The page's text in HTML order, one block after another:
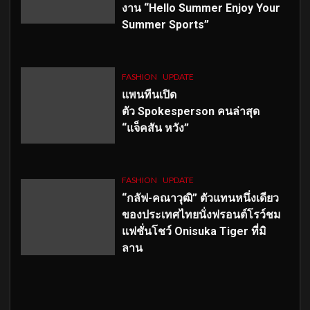
งาน “Hello Summer Enjoy Your
Summer Sports”
FASHION UPDATE
แพนทีนเปิด
ตัว Spokesperson คนล่าสุด
“แจ็คสัน หวัง”
FASHION UPDATE
“กลัฟ-คณาวุฒิ” ตัวแทนหนึ่งเดียว
ของประเทศไทยนั่งฟรอนต์โรว์ชม
แฟชั่นโชว์ Onisuka Tiger ที่มิ
ลาน